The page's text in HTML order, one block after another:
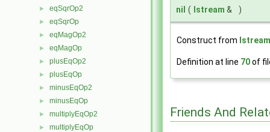
► eqSqrOp2
► eqSqrOp
► eqMagOp2
► eqMagOp
► plusEqOp2
► plusEqOp
► minusEqOp2
► minusEqOp
► multiplyEqOp2
► multiplyEqOp
nil ( Istream & )
Construct from Istream
Definition at line 70of
Friends And